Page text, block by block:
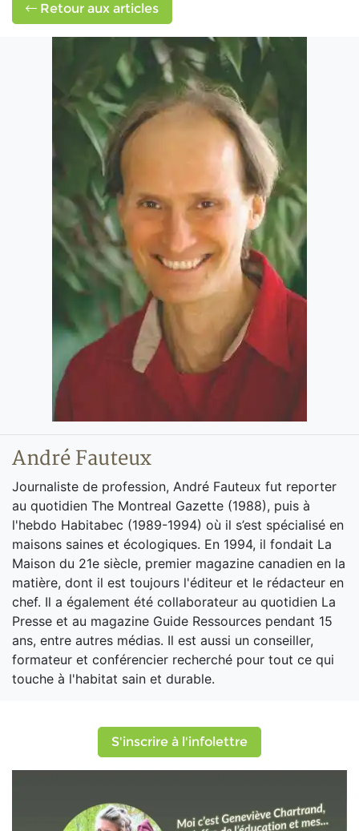
Retour aux articles
André Fauteux
Journaliste de profession, André Fauteux fut reporter
au quotidien The Montreal Gazette (1988), puis à
l'hebdo Habitabec (1989-1994) où il s’est spécialisé en
maisons saines et écologiques. En 1994, il fondait La
Maison du 21e siècle, premier magazine canadien en la
matière, dont il est toujours l'éditeur et le rédacteur en
chef. Il a également été collaborateur au quotidien La
Presse et au magazine Guide Ressources pendant 15
ans, entre autres médias. Il est aussi un conseiller,
formateur et conférencier recherché pour tout ce qui
touche à l'habitat sain et durable.
S'inscrire à l'infolettre